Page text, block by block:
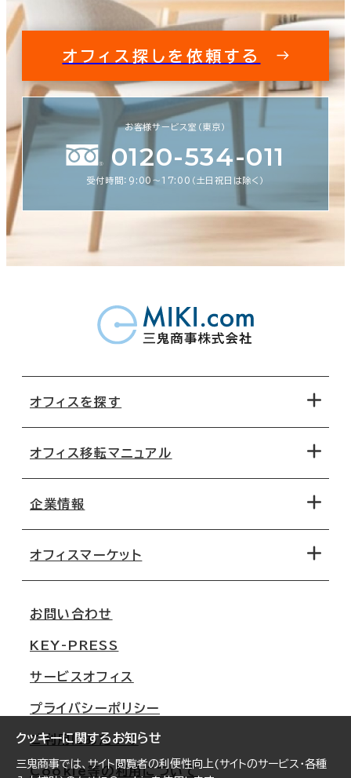
クッキーに関するお知らせ
三鬼商事では、サイト閲覧者の利便性向上(サイトのサービス・各種
オフィス探しを依頼する
お客様サービス室（東京）
0120-534-011
受付時間：9:00〜17:00（土日祝日は除く）
オフィスを探す
地図から探す
路線・駅から探す
オフィス移転マニュアル
移転コストシミュレーション
移転スケジュール
オフィス移転Q&A
企業情報
オフィスマーケット
大阪
名古屋
札幌
仙台
横浜
お問い合わせ
KEY-PRESS
サービスオフィス
プライバシーポリシー
ご利用にあたって
Cookie等の利用について